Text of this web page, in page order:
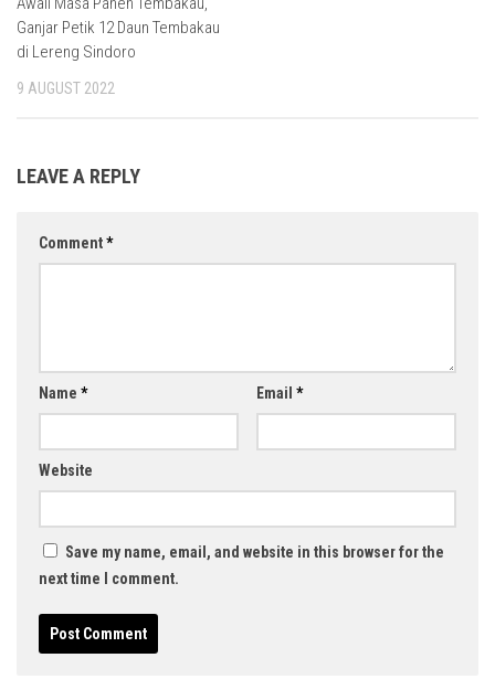
Ganjar Petik 12 Daun Tembakau
di Lereng Sindoro
9 AUGUST 2022
LEAVE A REPLY
Comment*
Name * Email *
Website
Save my name, email, and website in this browser for the
next time I comment.